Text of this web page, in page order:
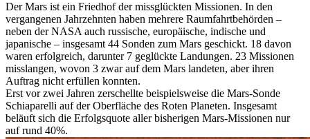
Der Mars ist ein Friedhof der missglückten Missionen. In den
vergangenen Jahrzehnten haben mehrere Raumfahrtbehörden –
neben der NASA auch russische, europäische, indische und
japanische – insgesamt 44 Sonden zum Mars geschickt. 18 davon
waren erfolgreich, darunter 7 geglückte Landungen. 23 Missionen
misslangen, wovon 3 zwar auf dem Mars landeten, aber ihren
Auftrag nicht erfüllen konnten.
Erst vor zwei Jahren zerschellte beispielsweise die Mars-Sonde
Schiaparelli auf der Oberfläche des Roten Planeten. Insgesamt
beläuft sich die Erfolgsquote aller bisherigen Mars-Missionen nur
auf rund 40%.